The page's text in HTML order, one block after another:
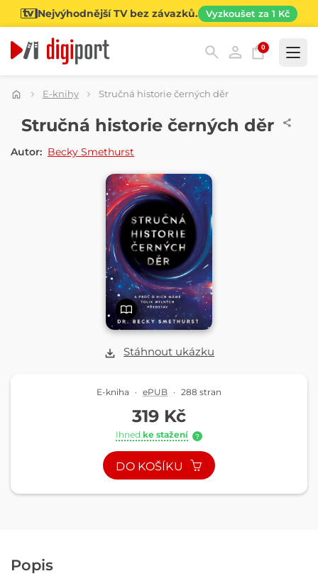
Nejvýhodnější TV bez závazků. Vyzkoušet za 1 Kč
0
Kategorie
E-knihy Stručná historie černých děr
Stáhnout ukázku
E-KNIHA
Stručná historie černých děr
Autor: Becky Smethurst
E-kniha · ePUB · 288 stran
319 Kč
Ihned ke stažení ?
DO KOŠÍKU
Popis